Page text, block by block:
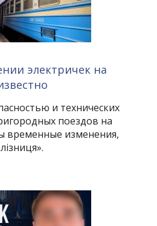
электричек на
и технических
поездов на
временные изменения,